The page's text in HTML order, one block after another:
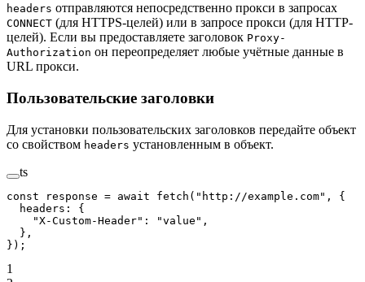
headers отправляются непосредственно прокси в запросах
CONNECT (для HTTPS-целей) или в запросе прокси (для HTTP-
целей). Если вы предоставляете заголовок Proxy-
Authorization он переопределяет любые учётные данные в
URL прокси.
Пользовательские заголовки
Для установки пользовательских заголовков передайте объект
со свойством headers установленным в объект.
ts
const response = await fetch ( "http://example.com" , {
  headers: {
    "X-Custom-Header"
: "value" ,
  },
});
1